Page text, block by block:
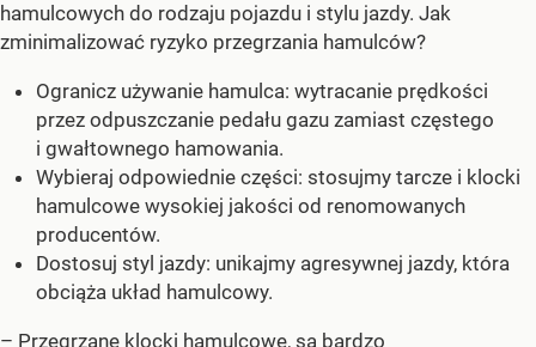
hamulcowych do rodzaju pojazdu i stylu jazdy. Jak
zminimalizować ryzyko przegrzania hamulców?
Ogranicz używanie hamulca: wytracanie prędkości
przez odpuszczanie pedału gazu zamiast częstego
i gwałtownego hamowania.
Wybieraj odpowiednie części: stosujmy tarcze i klocki
hamulcowe wysokiej jakości od renomowanych
producentów.
Dostosuj styl jazdy: unikajmy agresywnej jazdy, która
obciąża układ hamulcowy.
– Przegrzane klocki hamulcowe, są bardzo